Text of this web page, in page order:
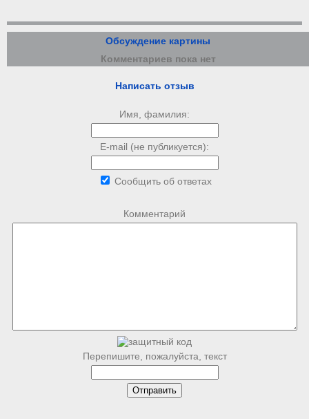
Обсуждение картины
Комментариев пока нет
Написать отзыв
Имя, фамилия:
E-mail (не публикуется):
Сообщить об ответах
Комментарий
Перепишите, пожалуйста, текст